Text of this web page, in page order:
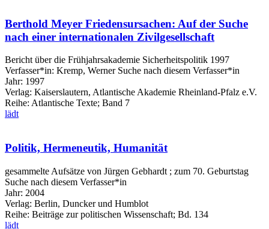
Berthold Meyer Friedensursachen: Auf der Suche
nach einer internationalen Zivilgesellschaft
Bericht über die Frühjahrsakademie Sicherheitspolitik 1997
Verfasser*in: Kremp, Werner Suche nach diesem Verfasser*in
Jahr: 1997
Verlag: Kaiserslautern, Atlantische Akademie Rheinland-Pfalz e.V.
Reihe: Atlantische Texte; Band 7
lädt
Politik, Hermeneutik, Humanität
gesammelte Aufsätze von Jürgen Gebhardt ; zum 70. Geburtstag
Suche nach diesem Verfasser*in
Jahr: 2004
Verlag: Berlin, Duncker und Humblot
Reihe: Beiträge zur politischen Wissenschaft; Bd. 134
lädt